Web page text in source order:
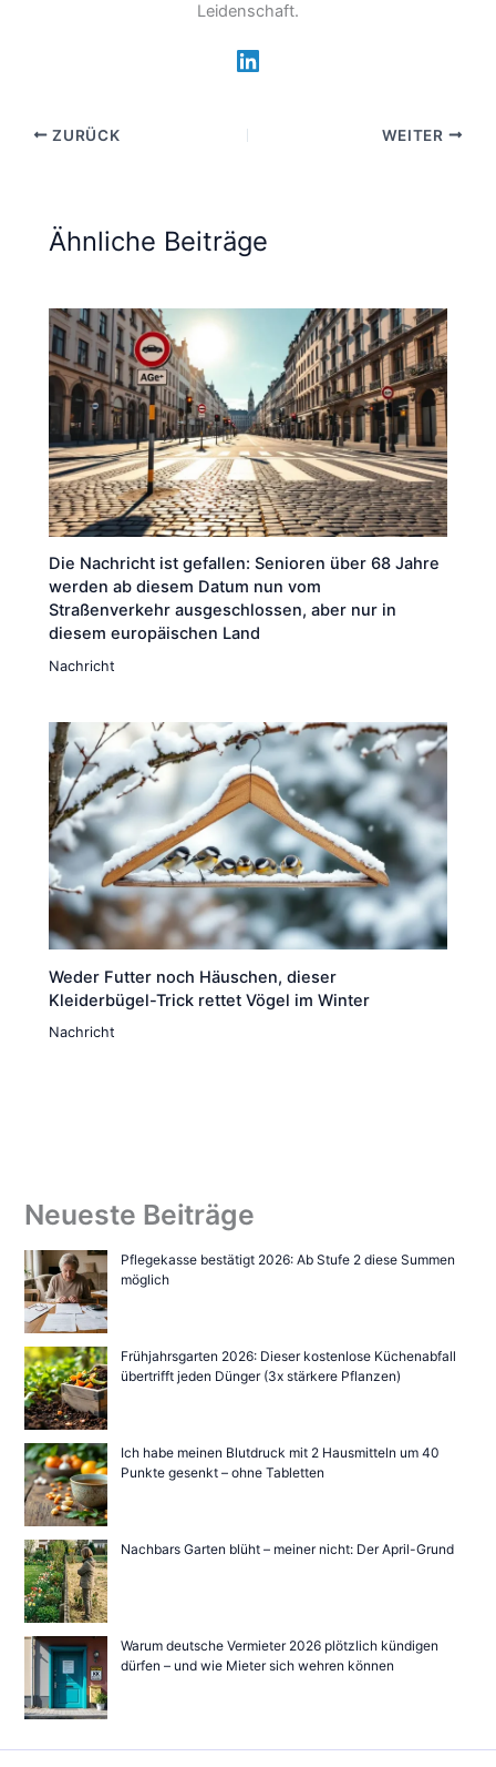
Leidenschaft.
ZURÜCK WEITER
Ähnliche Beiträge
Die Nachricht ist gefallen: Senioren über 68 Jahre
werden ab diesem Datum nun vom
Straßenverkehr ausgeschlossen, aber nur in
diesem europäischen Land
Nachricht
Weder Futter noch Häuschen, dieser
Kleiderbügel-Trick rettet Vögel im Winter
Nachricht
Neueste Beiträge
Pflegekasse bestätigt 2026: Ab Stufe 2 diese Summen
möglich
Frühjahrsgarten 2026: Dieser kostenlose Küchenabfall
übertrifft jeden Dünger (3x stärkere Pflanzen)
Ich habe meinen Blutdruck mit 2 Hausmitteln um 40
Punkte gesenkt – ohne Tabletten
Nachbars Garten blüht – meiner nicht: Der April-Grund
Warum deutsche Vermieter 2026 plötzlich kündigen
dürfen – und wie Mieter sich wehren können